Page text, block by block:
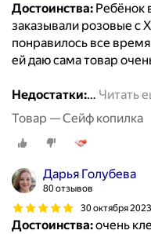
Достоинства: Ребёнок
заказывали розовые с
понравилось все
ей даю сама товар
Недостатки:… Читать
Товар — Сейф копилка
Дарья Голубева
80 отзывов
30 октября 2023
Достоинства:очень